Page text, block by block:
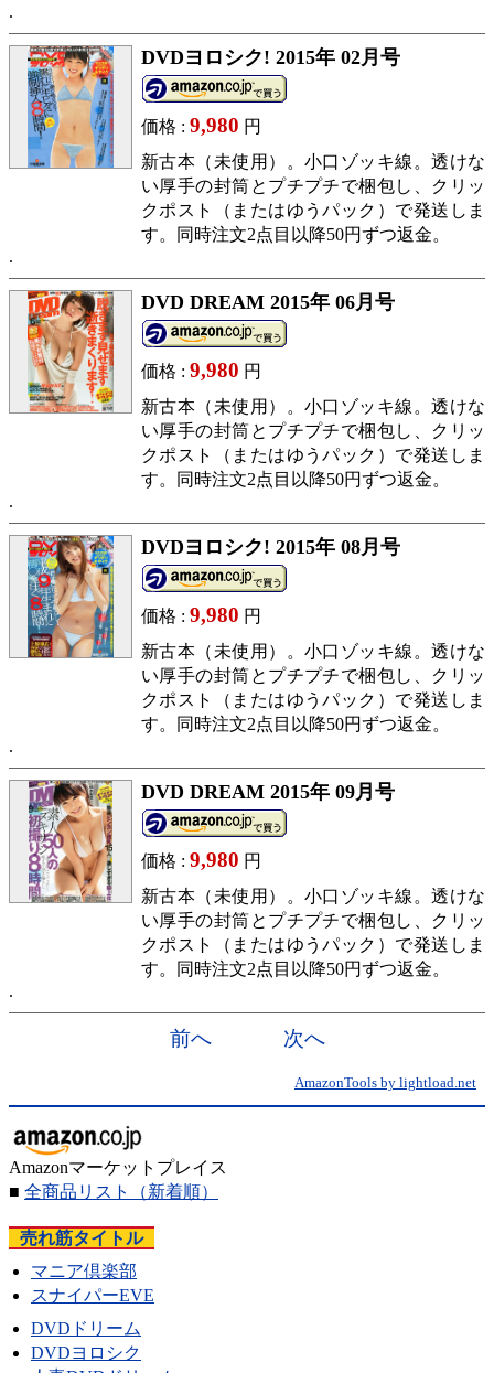
DVDヨロシク! 2015年 02月号
価格 : 9,980 円
新古本（未使用）。小口ゾッキ線。透けな
い厚手の封筒とプチプチで梱包し、クリッ
クポスト（またはゆうパック）で発送しま
す。同時注文2点目以降50円ずつ返金。
DVD DREAM 2015年 06月号
価格 : 9,980 円
新古本（未使用）。小口ゾッキ線。透けな
い厚手の封筒とプチプチで梱包し、クリッ
クポスト（またはゆうパック）で発送しま
す。同時注文2点目以降50円ずつ返金。
DVDヨロシク! 2015年 08月号
価格 : 9,980 円
新古本（未使用）。小口ゾッキ線。透けな
い厚手の封筒とプチプチで梱包し、クリッ
クポスト（またはゆうパック）で発送しま
す。同時注文2点目以降50円ずつ返金。
DVD DREAM 2015年 09月号
価格 : 9,980 円
新古本（未使用）。小口ゾッキ線。透けな
い厚手の封筒とプチプチで梱包し、クリッ
クポスト（またはゆうパック）で発送しま
す。同時注文2点目以降50円ずつ返金。
前へ 次へ
AmazonTools by lightload.net
Amazonマーケットプレイス
■ 全商品リスト （新着順）
売れ筋タイトル
マニア倶楽部
スナイパーEVE
DVDドリーム
DVDヨロシク